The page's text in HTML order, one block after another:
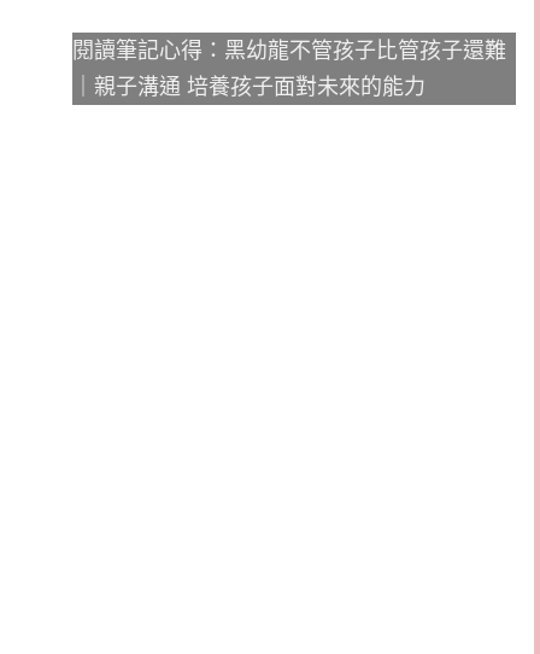
閱讀筆記心得：黑幼龍不管孩子比管孩子還難
｜親子溝通 培養孩子面對未來的能力